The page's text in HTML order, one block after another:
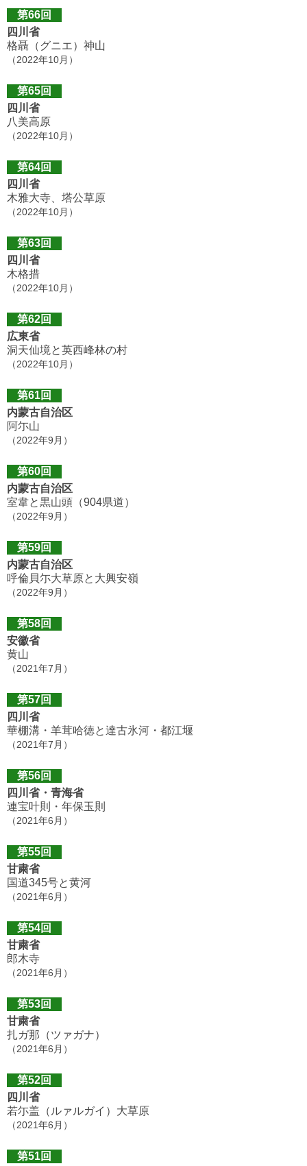
第66回
四川省
格聶（グニエ）神山
（2022年10月）
第65回
四川省
八美高原
（2022年10月）
第64回
四川省
木雅大寺、塔公草原
（2022年10月）
第63回
四川省
木格措
（2022年10月）
第62回
広東省
洞天仙境と英西峰林の村
（2022年10月）
第61回
内蒙古自治区
阿尓山
（2022年9月）
第60回
内蒙古自治区
室韋と黒山頭（904県道）
（2022年9月）
第59回
内蒙古自治区
呼倫貝尓大草原と大興安嶺
（2022年9月）
第58回
安徽省
黄山
（2021年7月）
第57回
四川省
華棚溝・羊茸哈徳と達古氷河・都江堰
（2021年7月）
第56回
四川省・青海省
連宝叶則・年保玉則
（2021年6月）
第55回
甘粛省
国道345号と黄河
（2021年6月）
第54回
甘粛省
郎木寺
（2021年6月）
第53回
甘粛省
扎ガ那（ツァガナ）
（2021年6月）
第52回
四川省
若尓盖（ルァルガイ）大草原
（2021年6月）
第51回